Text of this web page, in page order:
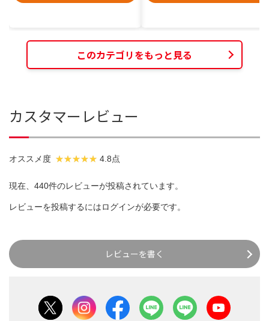
このカテゴリをもっと見る
カスタマーレビュー
オススメ度 4.8点
現在、440件のレビューが投稿されています。
レビューを投稿するにはログインが必要です。
レビューを書く